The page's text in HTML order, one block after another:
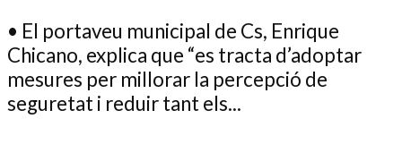
• El portaveu municipal de Cs, Enrique
Chicano, explica que “es tracta d’adoptar
mesures per millorar la percepció de
seguretat i reduir tant els...